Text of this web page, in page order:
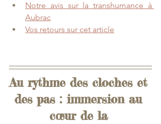
Notre avis sur l a transhumance à
Aubrac
Vos retours sur cet article
Au rythme des cloches et
des pas : immersion au
cœur de la